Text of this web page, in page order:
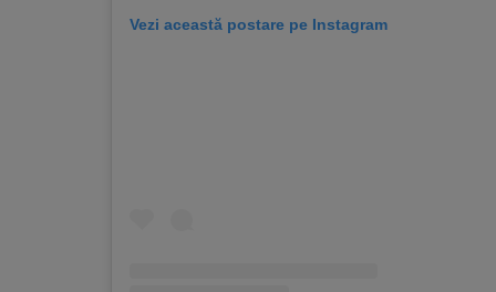
Vezi această postare pe Instagram